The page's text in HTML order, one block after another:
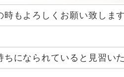
もよろしくお願い致します
になられていると見習い